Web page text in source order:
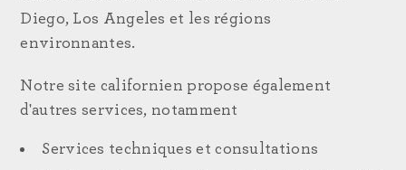
Diego, Los Angeles et les régions
environnantes.
Notre site californien propose également
d'autres services, notamment
Services techniques et consultations